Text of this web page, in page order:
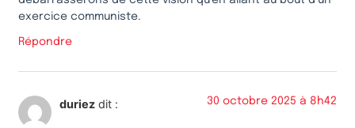
exercice communiste.
Répondre
duriez dit : 30 octobre 2025 à 8h42